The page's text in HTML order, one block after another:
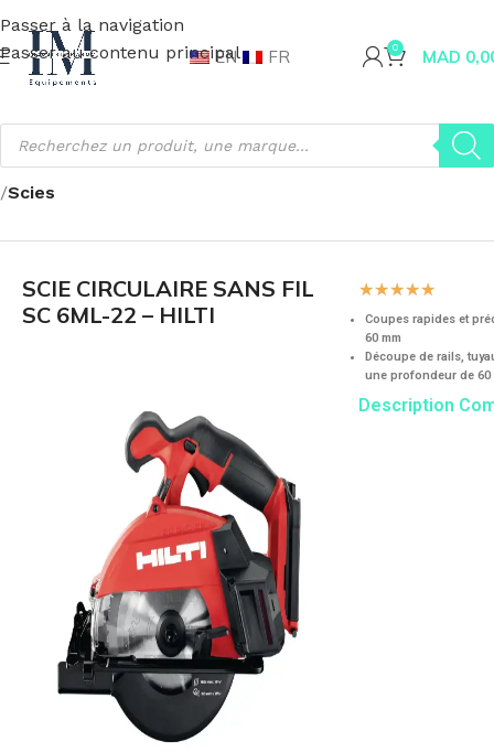
Passer à la navigation
Passer au contenu principal
EN FR 0 MAD
Accueil Fournitures industrielles Outillage Gamme HILTI
Scies
SCIE CIRCULAIRE SANS FIL
SC 6ML-22 – HILTI
☆☆☆☆☆
Coupes rapides et
60 mm
Découpe de rails,
une profondeur de 60
Description